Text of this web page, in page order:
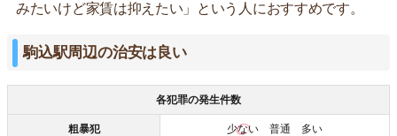
みたいけど家賃は抑えたい」という人におすすめです。
駒込駅周辺の治安は良い
各犯罪の発生件数
粗暴犯 少ない 普通 多い